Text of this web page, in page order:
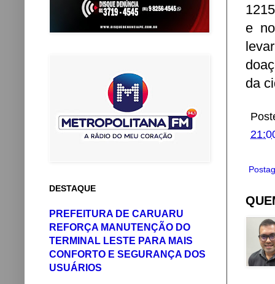
e
da
DESTAQUE
PREFEITURA DE CARUARU
REFORÇA MANUTENÇÃO DO
TERMINAL LESTE PARA MAIS
CONFORTO E SEGURANÇA DOS
USUÁRIOS